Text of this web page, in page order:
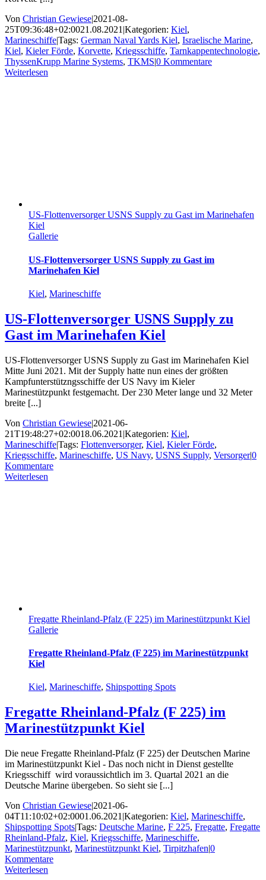
Von Christian Gewiese|2021-08-
25T09:36:48+02:0021.08.2021 |Kategorien: Kiel,
Marineschiffe|Tags: German Naval Yards Kiel, Israelische Marine,
Kiel, Kieler Förde, Korvette, Kriegsschiffe, Tarnkappentechnologie,
ThyssenKrupp Marine Systems, TKMS|0 Kommentare
Weiterlesen
US-Flottenversorger USNS Supply zu Gast im Marinehafen
Kiel
Gallerie
US-Flottenversorger USNS Supply zu Gast im
Marinehafen Kiel
Kiel, Marineschiffe
US-Flottenversorger USNS Supply zu
Gast im Marinehafen Kiel
US-Flottenversorger USNS Supply zu Gast im Marinehafen Kiel
Mitte Juni 2021. Mit der Supply hatte nun eines der größten
Kampfunterstützngsschiffe der US Navy im Kieler
Marinestützpunkt festgemacht. Der 230 Meter lange und 32 Meter
breite [...]
Von Christian Gewiese|2021-06-
21T19:48:27+02:0018.06.2021 |Kategorien: Kiel,
Marineschiffe|Tags: Flottenversorger, Kiel, Kieler Förde,
Kriegsschiffe, Marineschiffe, US Navy, USNS Supply, Versorger|0
Kommentare
Weiterlesen
Fregatte Rheinland-Pfalz (F 225) im Marinestützpunkt Kiel
Gallerie
Fregatte Rheinland-Pfalz (F 225) im Marinestützpunkt
Kiel
Kiel, Marineschiffe, Shipspotting Spots
Fregatte Rheinland-Pfalz (F 225) im
Marinestützpunkt Kiel
Die neue Fregatte Rheinland-Pfalz (F 225) der Deutschen Marine
im Marinestützpunkt Kiel - Das noch nicht in Dienst gestellte
Kriegsschiff wird voraussichtlich im 3. Quartal 2021 an die
Deutsche Marine übergeben. So sieht sie [...]
Von Christian Gewiese|2021-06-
04T11:10:02+02:0001.06.2021 |Kategorien: Kiel, Marineschiffe,
Shipspotting Spots|Tags: Deutsche Marine, F 225, Fregatte, Fregatte
Rheinland-Pfalz, Kiel, Kriegsschiffe, Marineschiffe,
Marinestützpunkt, Marinestützpunkt Kiel, Tirpitzhafen|0
Kommentare
Weiterlesen